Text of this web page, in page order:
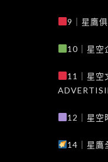
9｜星鷹
10｜星空
11｜星空
12｜星空
14｜星鷹